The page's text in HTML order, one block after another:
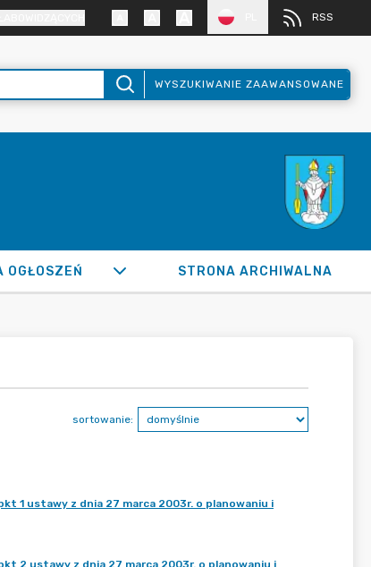
RSS
WYSZUKIWANIE ZAAWANSOWANE
OGŁOSZEŃ STRONA ARCHIWALNA
sortowanie:
1 ustawy z dnia 27 marca 2003r. o planowaniu i
2 ustawy z dnia 27 marca 2003r. o planowaniu i